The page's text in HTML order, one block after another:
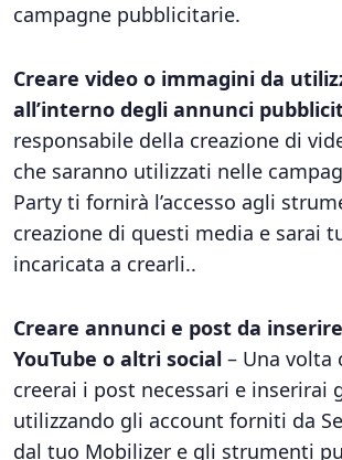
campagne pubblicitarie.
Creare video o immagini da
all’interno degli annunci
responsabile della creazione di
che saranno utilizzati nelle
Party ti fornirà l’accesso agli
creazione di questi media e sarai
incaricata a crearli..
Creare annunci e post da
YouTube o altri social – Una volta
creerai i post necessari e inserirai
utilizzando gli account forniti da
dal tuo Mobilizer e gli strumenti